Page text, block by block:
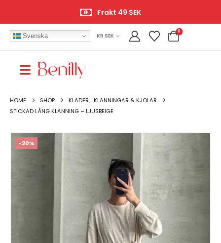
Frakt 49 SEK
Svenska KR SEK
0
HOME SHOP KLÄDER, KLÄNNINGAR & KJOLAR
STICKAD LÅNG KLÄNNING – LJUSBEIGE
-20%